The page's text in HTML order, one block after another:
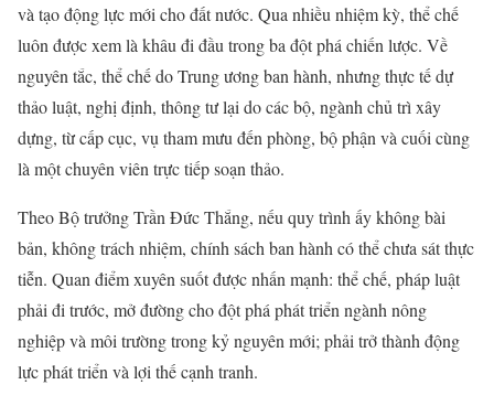
và tạo động lực mới cho đất nước. Qua nhiều nhiệm kỳ, thể chế
luôn được xem là khâu đi đầu trong ba đột phá chiến lược. Về
nguyên tắc, thể chế do Trung ương ban hành, nhưng thực tế dự
thảo luật, nghị định, thông tư lại do các bộ, ngành chủ trì xây
dựng, từ cấp cục, vụ tham mưu đến phòng, bộ phận và cuối cùng
là một chuyên viên trực tiếp soạn thảo.
Theo Bộ trưởng Trần Đức Thắng, nếu quy trình ấy không bài
bản, không trách nhiệm, chính sách ban hành có thể chưa sát thực
tiễn. Quan điểm xuyên suốt được nhấn mạnh: thể chế, pháp luật
phải đi trước, mở đường cho đột phá phát triển ngành nông
nghiệp và môi trường trong kỷ nguyên mới; phải trở thành động
lực phát triển và lợi thế cạnh tranh.